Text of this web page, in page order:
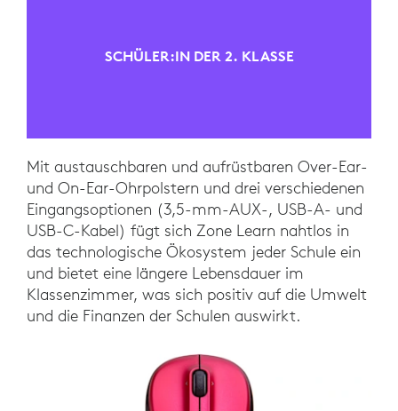
SCHÜLER:IN DER 2. KLASSE
Mit austauschbaren und aufrüstbaren Over-Ear-
und On-Ear-Ohrpolstern und drei verschiedenen
Eingangsoptionen (3,5-mm-AUX-, USB-A- und
USB-C-Kabel) fügt sich Zone Learn nahtlos in
das technologische Ökosystem jeder Schule ein
und bietet eine längere Lebensdauer im
Klassenzimmer, was sich positiv auf die Umwelt
und die Finanzen der Schulen auswirkt.